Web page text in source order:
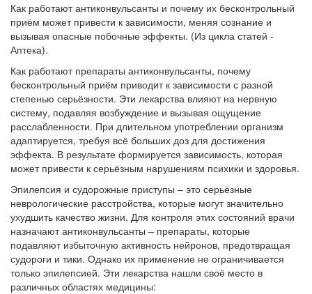
Как работают антиконвульсанты и почему их бесконтрольный
приём может привести к зависимости, меняя сознание и
вызывая опасные побочные эффекты. (Из цикла статей -
Аптека).
Как работают препараты антиконвульсанты, почему
бесконтрольный приём приводит к зависимости с разной
степенью серьёзности. Эти лекарства влияют на нервную
систему, подавляя возбуждение и вызывая ощущение
расслабленности. При длительном употреблении организм
адаптируется, требуя всё больших доз для достижения
эффекта. В результате формируется зависимость, которая
может привести к серьёзным нарушениям психики и здоровья.
Эпилепсия и судорожные приступы – это серьёзные
неврологические расстройства, которые могут значительно
ухудшить качество жизни. Для контроля этих состояний врачи
назначают антиконвульсанты – препараты, которые
подавляют избыточную активность нейронов, предотвращая
судороги и тики. Однако их применение не ограничивается
только эпилепсией. Эти лекарства нашли своё место в
различных областях медицины: